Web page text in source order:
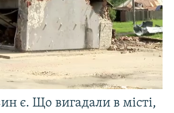
є. Що вигадали в місті,